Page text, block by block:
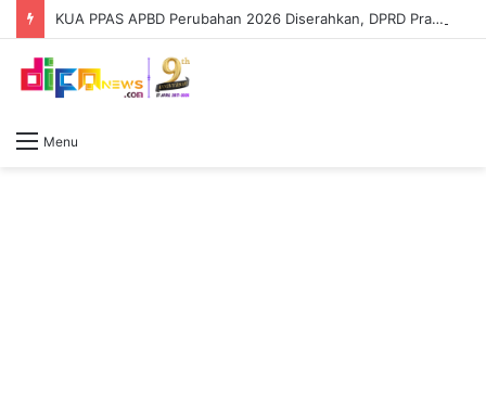
KUA PPAS APBD Perubahan 2026 Diserahkan, DPRD Prabumulih Segera Bahas
Menu